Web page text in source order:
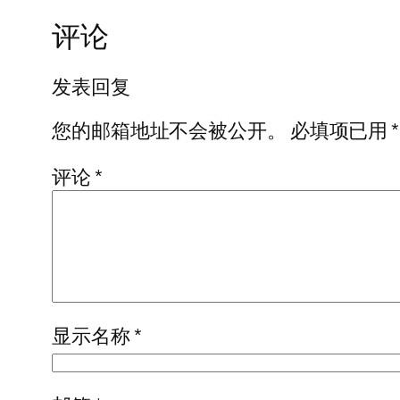
评论
发表回复
您的邮箱地址不会被公开。
必填项已用*
评论*
显示名称*